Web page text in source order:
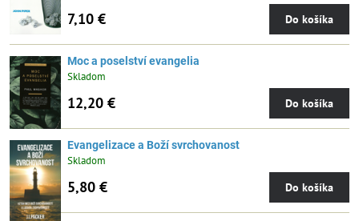
7,10 € Do košíka
Moc a poselství evangelia
Skladom
12,20 € Do košíka
Evangelizace a Boží svrchovanost
Skladom
5,80 € Do košíka